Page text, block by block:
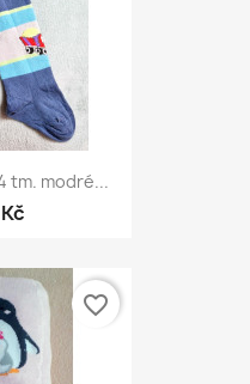
tm. modré...
favorite_border